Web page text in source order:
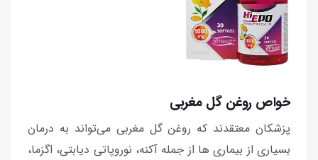
خواص روغن گل مغربی
پزشکان معتقدند که روغن گل مغربی می‌تواند به درمان
بسیاری از بیماری ها از جمله آکنه، نوروپاتی دیابتی، اگزما،